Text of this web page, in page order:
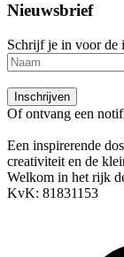
Nieuwsbrief
Schrijf je in voor de
Of ontvang een
Een inspirerende
creativiteit en de
Welkom in het rijk
KvK: 81831153